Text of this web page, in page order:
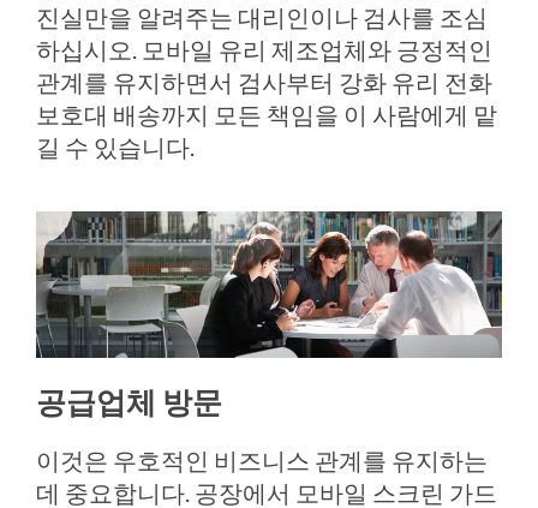
진실만을 알려주는 대리인이나 검사를 조심
하십시오. 모바일 유리 제조업체와 긍정적인
관계를 유지하면서 검사부터 강화 유리 전화
보호대 배송까지 모든 책임을 이 사람에게 맡
길 수 있습니다.
공급업체 방문
이것은 우호적인 비즈니스 관계를 유지하는
데 중요합니다. 공장에서 모바일 스크린 가드